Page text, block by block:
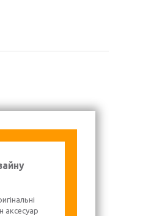
аксесуар